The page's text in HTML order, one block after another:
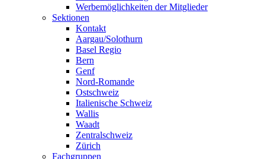
Werbemöglichkeiten der Mitglieder
Sektionen
Kontakt
Aargau/Solothurn
Basel Regio
Bern
Genf
Nord-Romande
Ostschweiz
Italienische Schweiz
Wallis
Waadt
Zentralschweiz
Zürich
Fachgruppen